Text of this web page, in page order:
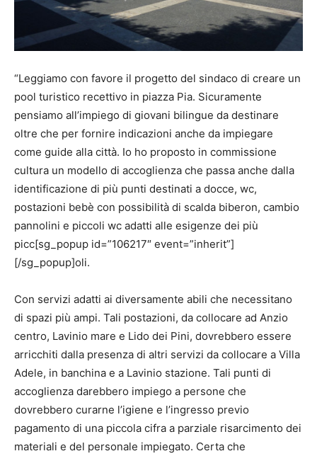
“Leggiamo con favore il progetto del sindaco di creare un
pool turistico recettivo in piazza Pia. Sicuramente
pensiamo all’impiego di giovani bilingue da destinare
oltre che per fornire indicazioni anche da impiegare
come guide alla città. Io ho proposto in commissione
cultura un modello di accoglienza che passa anche dalla
identificazione di più punti destinati a docce, wc,
postazioni bebè con possibilità di scalda biberon, cambio
pannolini e piccoli wc adatti alle esigenze dei più
picc[sg_popup id=”106217″ event=”inherit”]
[/sg_popup]oli.
Con servizi adatti ai diversamente abili che necessitano
di spazi più ampi. Tali postazioni, da collocare ad Anzio
centro, Lavinio mare e Lido dei Pini, dovrebbero essere
arricchiti dalla presenza di altri servizi da collocare a Villa
Adele, in banchina e a Lavinio stazione. Tali punti di
accoglienza darebbero impiego a persone che
dovrebbero curarne l’igiene e l’ingresso previo
pagamento di una piccola cifra a parziale risarcimento dei
materiali e del personale impiegato. Certa che